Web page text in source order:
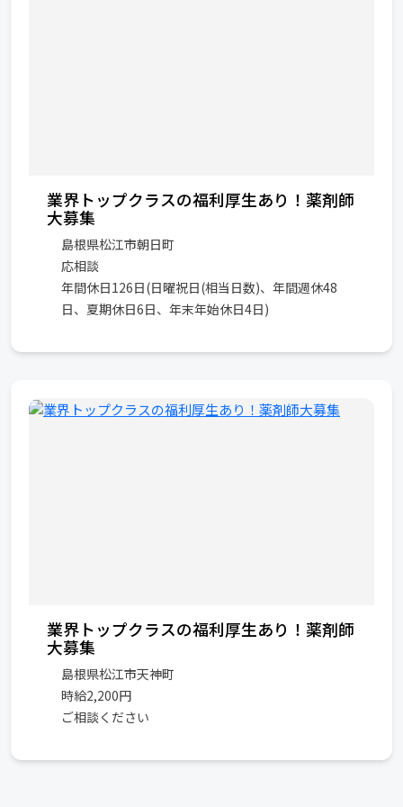
業界トップクラスの福利厚生あり！薬剤師
大募集
島根県松江市朝日町
応相談
年間休日126日(日曜祝日(相当日数)、年間週休48
日、夏期休日6日、年末年始休日4日)
業界トップクラスの福利厚生あり！薬剤師
大募集
島根県松江市天神町
時給2,200円
ご相談ください